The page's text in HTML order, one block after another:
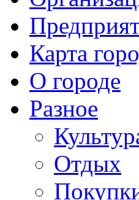
Карта
О городе
Разное
Отдых